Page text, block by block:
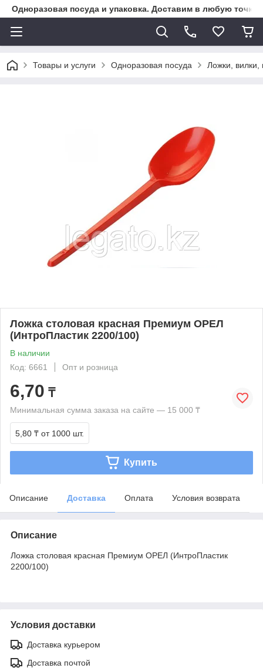
Одноразовая посуда и упаковка. Доставим в любую точку
Товары и услуги Одноразовая посуда Ложки,
Ложка столовая красная Премиум ОРЕЛ
(ИнтроПластик 2200/100)
В наличии
Код: 6661
Опт и розница
6,70 ₸
Минимальная сумма заказа на сайте — 15 000 ₸
5,80 ₸ от 1000 шт.
Купить
Описание Доставка Оплата Условия возврата
Описание
Ложка столовая красная Премиум ОРЕЛ (ИнтроПластик
2200/100)
Условия доставки
Доставка курьером
Доставка почтой